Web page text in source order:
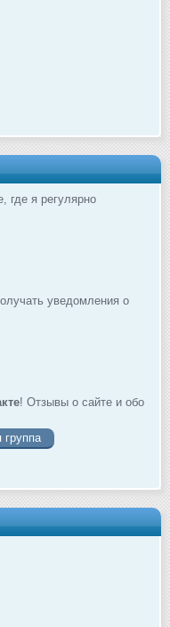
где я регулярно
уведомления о
! Отзывы о сайте и обо
группа